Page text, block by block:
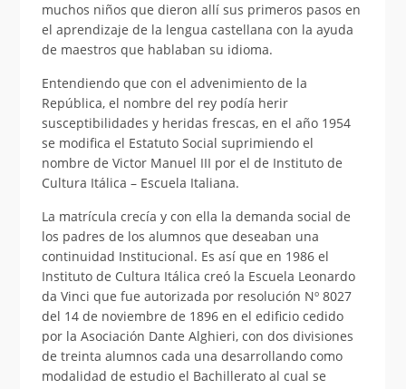
muchos niños que dieron allí sus primeros pasos en
el aprendizaje de la lengua castellana con la ayuda
de maestros que hablaban su idioma.
Entendiendo que con el advenimiento de la
República, el nombre del rey podía herir
susceptibilidades y heridas frescas, en el año 1954
se modifica el Estatuto Social suprimiendo el
nombre de Victor Manuel III por el de Instituto de
Cultura Itálica – Escuela Italiana.
La matrícula crecía y con ella la demanda social de
los padres de los alumnos que deseaban una
continuidad Institucional. Es así que en 1986 el
Instituto de Cultura Itálica creó la Escuela Leonardo
da Vinci que fue autorizada por resolución Nº 8027
del 14 de noviembre de 1896 en el edificio cedido
por la Asociación Dante Alghieri, con dos divisiones
de treinta alumnos cada una desarrollando como
modalidad de estudio el Bachillerato al cual se